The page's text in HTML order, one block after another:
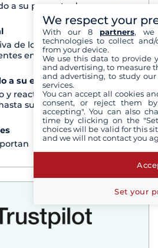
a su proyecto de crucero
Ver+
de los barcos de todos los
en cada destino
a su experiencia
Ver+
y reactivo por teléfono o
su regreso del crucero
Ver+
We respect your
With our 8 partners, we
technologies to collect
from your device.
We use this data to provide
and advertising, to measure
and advertising, to study
services.
You can accept all cookies
consent, or reject them
accepting". You can also
time by clicking on the
choices will be valid for this
and we will not contact you
Set your